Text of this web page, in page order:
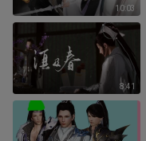
10:03
8:41